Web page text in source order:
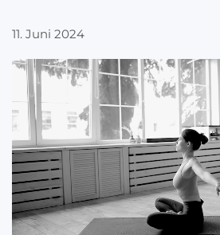
11. Juni 2024